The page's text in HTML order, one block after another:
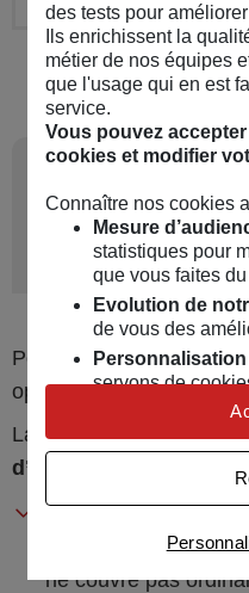
4
que faire
exclusion
Pour contrer une
options.
La première est de
d’exclusion
En contrepartie
de prêt peut vous
ne couvre pas
des tests pour
Ils enrichissent la
métier de nos équipes
que l'usage qui en est
service.
Vous pouvez
cookies et modifier
Connaître nos cookies
Mesure
statistiques pour
que vous faites
Evolution de
de vous des
servons de
et personnaliser
Univers
publicités